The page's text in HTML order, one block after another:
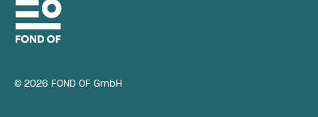
© 2026 FOND OF GmbH